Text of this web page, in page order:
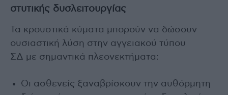
στυτικής δυσλειτουργίας
Τα κρουστικά κύματα μπορούν να δώσουν
ουσιαστική λύση στην αγγειακού τύπου
ΣΔ με σημαντικά πλεονεκτήματα:
Οι ασθενείς ξαναβρίσκουν την αυθόρμητη